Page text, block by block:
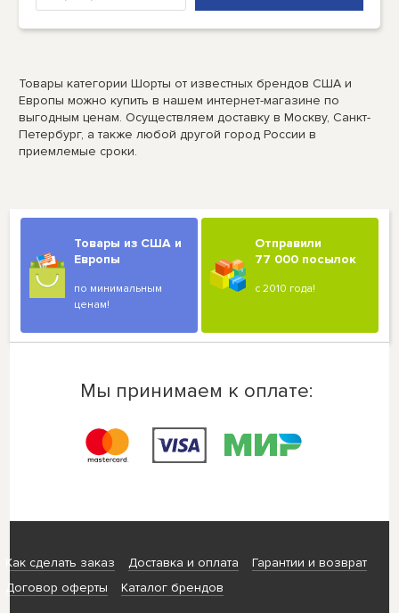
Товары категории Шорты от известных брендов США и
Европы можно купить в нашем интернет-магазине по
выгодным ценам. Осуществляем доставку в Москву, Санкт-
Петербург, а также любой другой город России в
приемлемые сроки.
Товары из США и
Европы
по минимальным
ценам!
Отправили
77 000 посылок
с 2010 года!
Мы принимаем к оплате:
Как сделать заказ Доставка и оплата
Гарантии и возврат
Договор оферты
Каталог брендов